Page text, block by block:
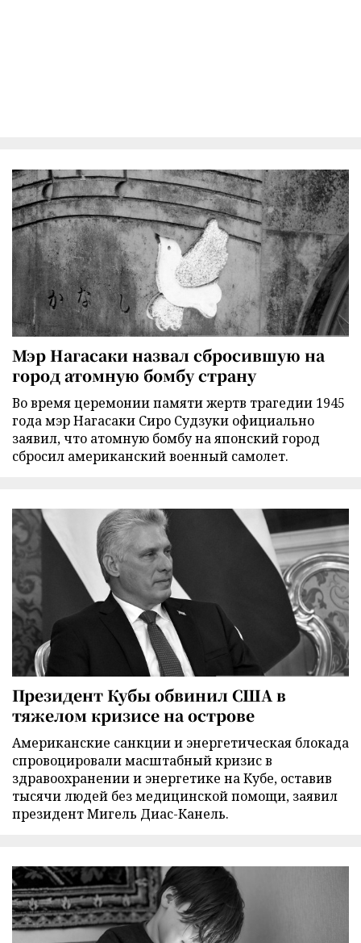
Мэр Нагасаки назвал сбросившую на
город атомную бомбу страну
Во время церемонии памяти жертв трагедии 1945
года мэр Нагасаки Сиро Судзуки официально
заявил, что атомную бомбу на японский город
сбросил американский военный самолет.
Президент Кубы обвинил США в
тяжелом кризисе на острове
Американские санкции и энергетическая блокада
спровоцировали масштабный кризис в
здравоохранении и энергетике на Кубе, оставив
тысячи людей без медицинской помощи, заявил
президент Мигель Диас-Канель.